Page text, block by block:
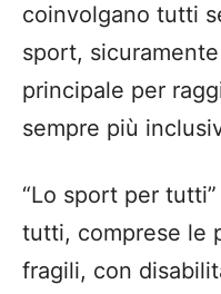
coinvolgano tutti
sport,
principale per
sempre più
“Lo sport per
tutti, comprese le
fragili, con